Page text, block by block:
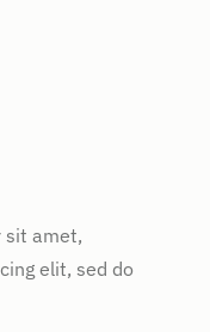
sit amet,
elit, sed do